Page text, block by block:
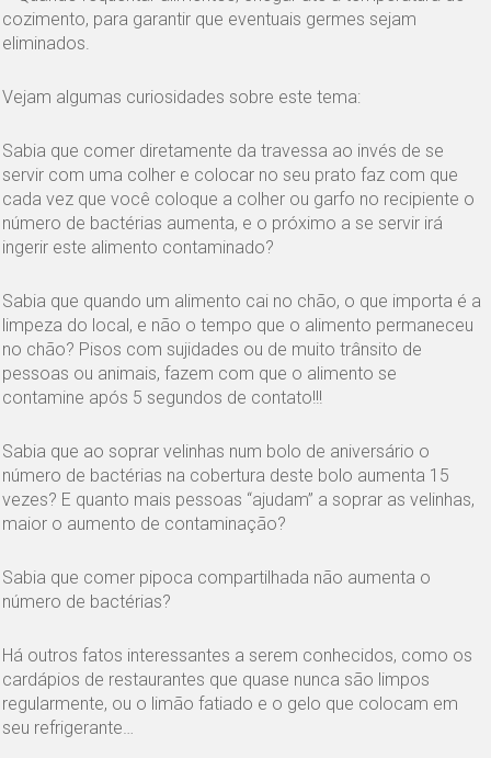
cozimento, para garantir que eventuais germes sejam
eliminados.
Vejam algumas curiosidades sobre este tema:
Sabia que comer diretamente da travessa ao invés de se
servir com uma colher e colocar no seu prato faz com que
cada vez que você coloque a colher ou garfo no recipiente o
número de bactérias aumenta, e o próximo a se servir irá
ingerir este alimento contaminado?
Sabia que quando um alimento cai no chão, o que importa é a
limpeza do local, e não o tempo que o alimento permaneceu
no chão? Pisos com sujidades ou de muito trânsito de
pessoas ou animais, fazem com que o alimento se
contamine após 5 segundos de contato!!!
Sabia que ao soprar velinhas num bolo de aniversário o
número de bactérias na cobertura deste bolo aumenta 15
vezes? E quanto mais pessoas “ajudam” a soprar as velinhas,
maior o aumento de contaminação?
Sabia que comer pipoca compartilhada não aumenta o
número de bactérias?
Há outros fatos interessantes a serem conhecidos, como os
cardápios de restaurantes que quase nunca são limpos
regularmente, ou o limão fatiado e o gelo que colocam em
seu refrigerante…